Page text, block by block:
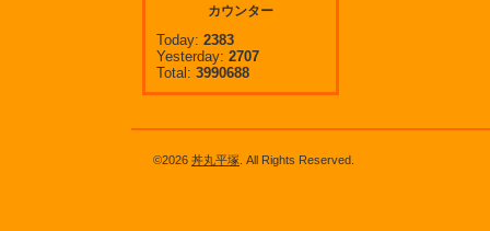
カウンター
Today: 2383
Yesterday: 2707
Total: 3990688
©2026 丼丸平塚 . All Rights Reserved.